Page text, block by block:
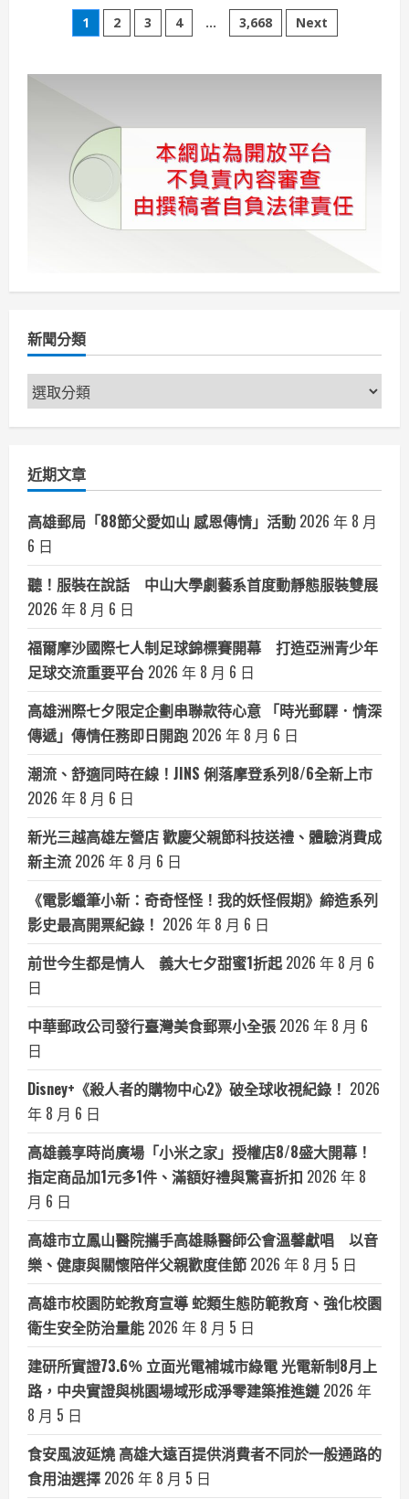
醫
大
與
部
攜
推
動
環
與
文
章
頁
1 2 3 4 ... 3,668 Next
新聞分類
新
聞
近期文章
高雄郵局「88節父愛如山 感恩傳情」活動 2026 年 8 月
6 日
聽！服裝在說話 中山大學劇藝系首度動靜態服裝雙展
2026 年 8 月 6 日
福爾摩沙國際七人制足球錦標賽開幕 打造亞洲青少年
足球交流重要平台 2026 年 8 月 6 日
高雄洲際七夕限定企劃串聯款待心意 「時光郵驛．情深
傳遞」傳情任務即日開跑 2026 年 8 月 6 日
潮流、舒適同時在線！JINS 俐落摩登系列8/6全新上市
2026 年 8 月 6 日
新光三越高雄左營店 歡慶父親節科技送禮、體驗消費成
新主流 2026 年 8 月 6 日
《電影蠟筆小新：奇奇怪怪！我的妖怪假期》締造系列
影史最高開票紀錄！ 2026 年 8 月 6 日
前世今生都是情人 義大七夕甜蜜1折起 2026 年 8 月 6
日
中華郵政公司發行臺灣美食郵票小全張 2026 年 8 月 6
日
Disney+《殺人者的購物中心2》破全球收視紀錄！ 2026
年 8 月 6 日
高雄義享時尚廣場「小米之家」授權店8/8盛大開幕！
指定商品加1元多1件、滿額好禮與驚喜折扣 2026 年 8
月 6 日
高雄市立鳳山醫院攜手高雄縣醫師公會溫馨獻唱 以音
樂、健康與關懷陪伴父親歡度佳節 2026 年 8 月 5 日
高雄市校園防蛇教育宣導 蛇類生態防範教育、強化校園
衛生安全防治量能 2026 年 8 月 5 日
建研所實證73.6％ 立面光電補城市綠電 光電新制8月上
路，中央實證與桃園場域形成淨零建築推進鏈 2026 年
8 月 5 日
食安風波延燒 高雄大遠百提供消費者不同於一般通路的
食用油選擇 2026 年 8 月 5 日